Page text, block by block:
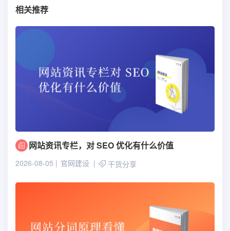
相关推荐
网站资讯专栏，对 SEO 优化有什么价值
2026-08-05 官网建设 干货分享